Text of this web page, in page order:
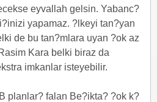
eyvallah gelsin. Yabanc?
yapamaz. ?lkeyi tan?yan
de bu tan?mlara uyan ?ok az
Kara belki biraz da
imkanlar isteyebilir.
planlar? falan Be?ikta? ?ok k?